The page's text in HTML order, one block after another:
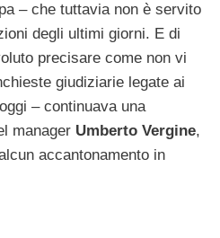
– che tuttavia non è servito
degli ultimi giorni. E di
precisare come non vi
giudiziarie legate ai
– continuava una
manager Umberto Vergine,
accantonamento in